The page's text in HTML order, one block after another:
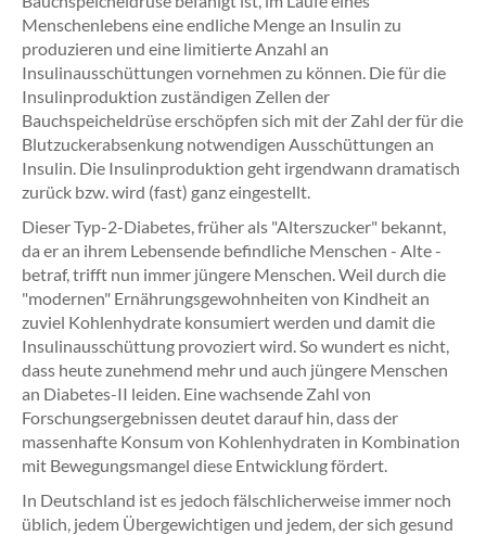
Menschenlebens eine endliche Menge an Insulin zu
produzieren und eine limitierte Anzahl an
Insulinausschüttungen vornehmen zu können. Die für die
Insulinproduktion zuständigen Zellen der
Bauchspeicheldrüse erschöpfen sich mit der Zahl der für die
Blutzuckerabsenkung notwendigen Ausschüttungen an
Insulin. Die Insulinproduktion geht irgendwann dramatisch
zurück bzw. wird (fast) ganz eingestellt.
Dieser Typ-2-Diabetes, früher als "Alterszucker" bekannt,
da er an ihrem Lebensende befindliche Menschen - Alte -
betraf, trifft nun immer jüngere Menschen. Weil durch die
"modernen" Ernährungsgewohnheiten von Kindheit an
zuviel Kohlenhydrate konsumiert werden und damit die
Insulinausschüttung provoziert wird. So wundert es nicht,
dass heute zunehmend mehr und auch jüngere Menschen
an Diabetes-II leiden. Eine wachsende Zahl von
Forschungsergebnissen deutet darauf hin, dass der
massenhafte Konsum von Kohlenhydraten in Kombination
mit Bewegungsmangel diese Entwicklung fördert.
In Deutschland ist es jedoch fälschlicherweise immer noch
üblich, jedem Übergewichtigen und jedem, der sich gesund